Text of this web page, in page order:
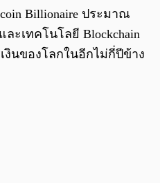
Billionaire ประมาณ
ะเทคโนโลยี Blockchain
งินของโลกในอีกไม่กี่ปีข้าง